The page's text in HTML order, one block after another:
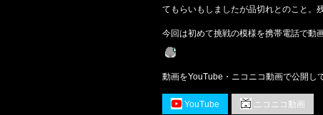
てもらいもしましたが品切れとのこと。
今回は初めて挑戦の模様を携帯電話で動
動画をYouTube・ニコニコ動画で公開し
YouTube ニコニコ動画